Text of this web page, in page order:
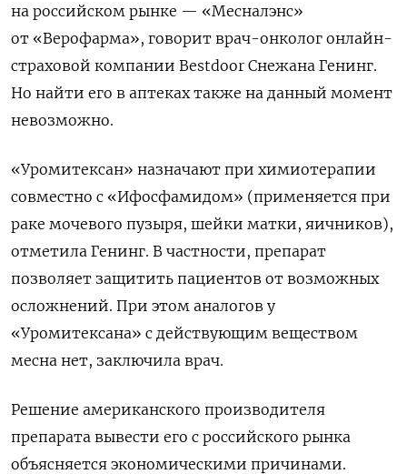
на российском рынке — «Месналэнс»
от «Верофарма», говорит врач-онколог онлайн-
страховой компании Bestdoor Снежана Генинг.
Но найти его в аптеках также на данный момент
невозможно.
«Уромитексан» назначают при химиотерапии
совместно с «Ифосфамидом» (применяется при
раке мочевого пузыря, шейки матки, яичников),
отметила Генинг. В частности, препарат
позволяет защитить пациентов от возможных
осложнений. При этом аналогов у
«Уромитексана» с действующим веществом
месна нет, заключила врач.
Решение американского производителя
препарата вывести его с российского рынка
объясняется экономическими причинами.